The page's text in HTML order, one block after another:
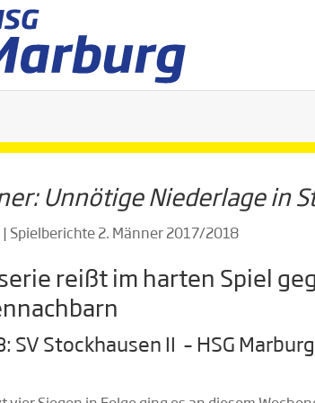
Unnötige Niederlage in
| Spielberichte 2. Männer 2017/2018
reißt im harten Spiel
SV Stockhausen II – HSG